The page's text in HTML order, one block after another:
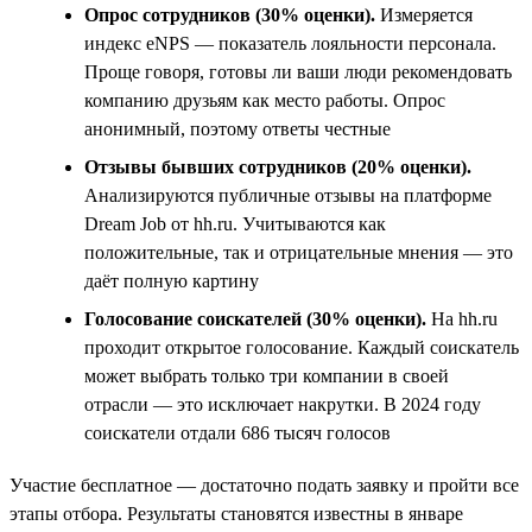
Опрос сотрудников (30% оценки). Измеряется
индекс eNPS — показатель лояльности персонала.
Проще говоря, готовы ли ваши люди рекомендовать
компанию друзьям как место работы. Опрос
анонимный, поэтому ответы честные
Отзывы бывших сотрудников (20% оценки).
Анализируются публичные отзывы на платформе
Dream Job от hh.ru. Учитываются как
положительные, так и отрицательные мнения — это
даёт полную картину
Голосование соискателей (30% оценки). На hh.ru
проходит открытое голосование. Каждый соискатель
может выбрать только три компании в своей
отрасли — это исключает накрутки. В 2024 году
соискатели отдали 686 тысяч голосов
Участие бесплатное — достаточно подать заявку и пройти все
этапы отбора. Результаты становятся известны в январе